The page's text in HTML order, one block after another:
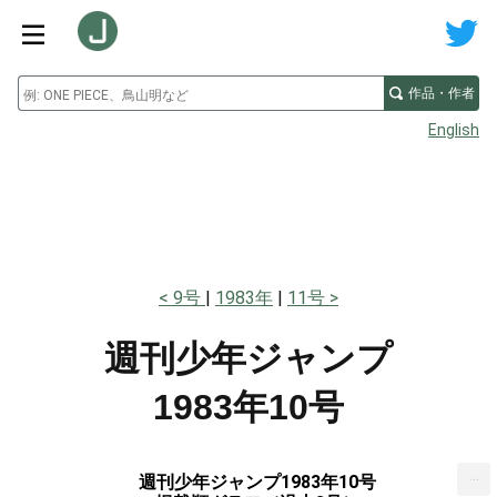
作品・作者
English
9号 1983年 11号
週刊少年ジャンプ
1983年10号
週刊少年ジャンプ1983年10号